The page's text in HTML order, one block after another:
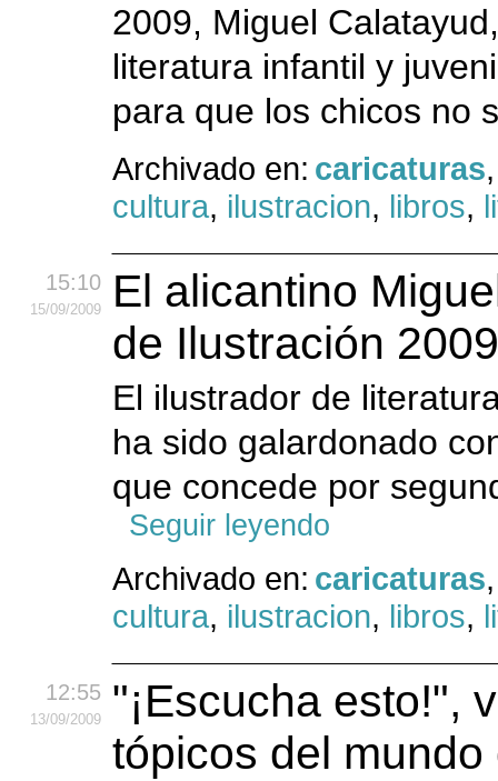
2009, Miguel
literatura infantil y
para que los chicos no
Archivado en: caricaturas
cultura, ilustracion, libros,
15:10
15/09/2009
El alicantino
de Ilustración 2009
El ilustrador de
ha sido galardonado
que concede por
Seguir leyendo
Archivado en: caricaturas
cultura, ilustracion, libros,
12:55
13/09/2009
"¡Escucha esto!",
tópicos del